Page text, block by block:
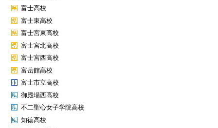
富士高校
富士東高校
富士宮東高校
富士宮北高校
富士宮西高校
富岳館高校
富士市立高校
御殿場西高校
不二聖心女子学院高校
知徳高校